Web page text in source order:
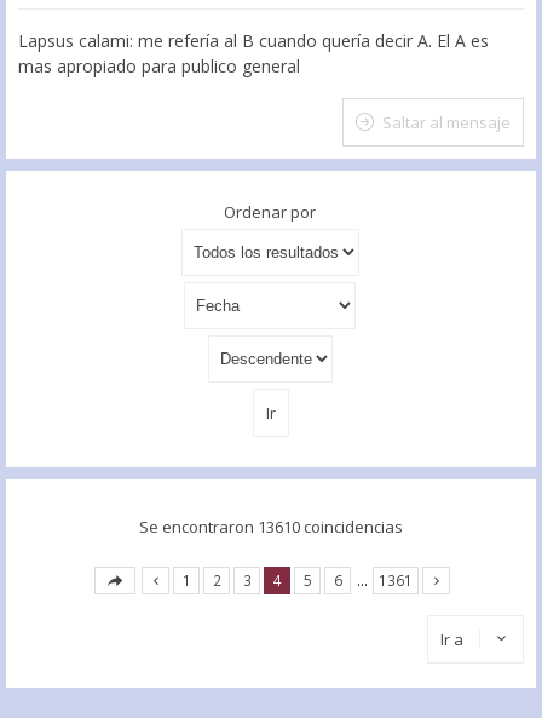
Lapsus calami: me refería al B cuando quería decir A. El A es
mas apropiado para publico general
Saltar al mensaje
Ordenar por
Se encontraron 13610 coincidencias
1 2 3 4 5 6 … 1361
Ir a